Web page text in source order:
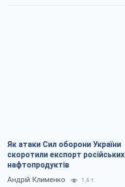
Як атаки Сил оборони України
скоротили експорт російських
нафтопродуктів
Андрій Клименко 1,6 т.